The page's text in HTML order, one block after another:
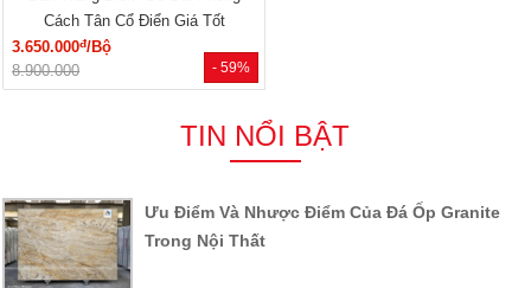
- 59%
Cách Tân Cổ Điển Giá Tốt
3.650.000đ/Bộ
8.900.000
TIN NỔI BẬT
Ưu Điểm Và Nhược Điểm Của Đá Ốp Granite
Trong Nội Thất